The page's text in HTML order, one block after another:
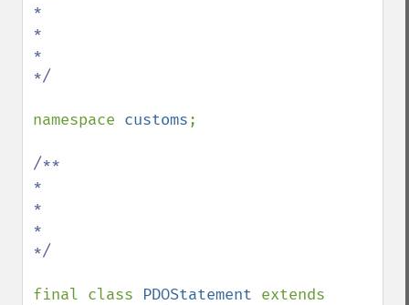
*
*
*
*/
namespace customs;
/**
*
*
*
*/
final class PDOStatement